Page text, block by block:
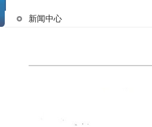
新闻中心